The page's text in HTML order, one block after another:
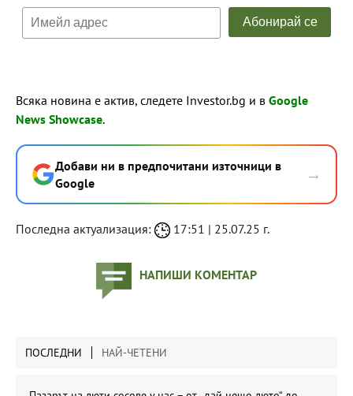
Всяка новина е актив, следете Investor.bg и в Google
News Showcase.
Добави ни в предпочитани източници в
Google
→
Последна актуализация: 17:51 | 25.07.25 г.
НАПИШИ КОМЕНТАР
ПОСЛЕДНИ НАЙ-ЧЕТЕНИ